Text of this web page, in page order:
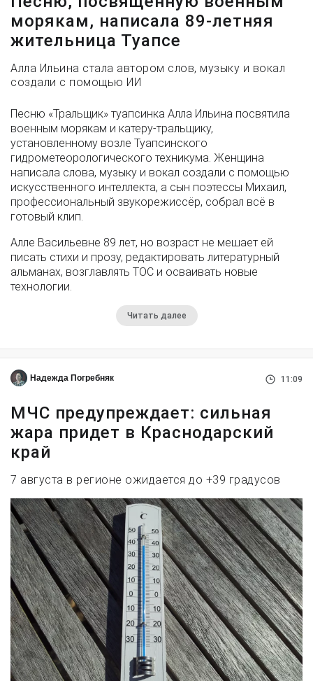
морякам, написала 89-летняя
жительница Туапсе
Алла Ильина стала автором слов, музыку и вокал
создали с помощью ИИ
Песню «Тральщик» туапсинка Алла Ильина посвятила
военным морякам и катеру-тральщику,
установленному возле Туапсинского
гидрометеорологического техникума. Женщина
написала слова, музыку и вокал создали с помощью
искусственного интеллекта, а сын поэтессы Михаил,
профессиональный звукорежиссёр, собрал всё в
готовый клип.
Алле Васильевне 89 лет, но возраст не мешает ей
писать стихи и прозу, редактировать литературный
альманах, возглавлять ТОС и осваивать новые
технологии.
Читать далее
Надежда Погребняк 11:09
МЧС предупреждает: сильная
жара придет в Краснодарский
край
7 августа в регионе ожидается до +39 градусов